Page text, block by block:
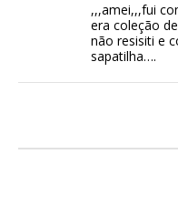
,,,amei,,,fui
era coleção
não resisiti e
sapatilha….